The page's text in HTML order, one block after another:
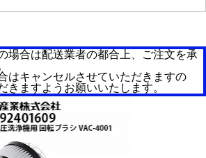
場合は配送業者の都合上、ご注文を承
はキャンセルさせていただきますの
きますようお願いいたします。